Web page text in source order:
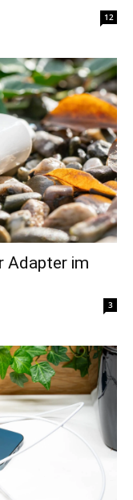
12
Adapter im
3